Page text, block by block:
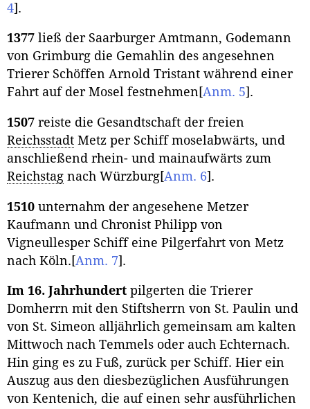
4] .
1377 ließ der Saarburger Amtmann, Godemann
von Grimburg die Gemahlin des angesehnen
Trierer Schöffen Arnold Tristant während einer
Fahrt auf der Mosel festnehmen [Anm. 5] .
1507 reiste die Gesandtschaft der freien
Reichsstadt Metz per Schiff moselabwärts, und
anschließend rhein- und mainaufwärts zum
Reichstag nach Würzburg[Anm. 6] .
1510 unternahm der angesehene Metzer
Kaufmann und Chronist Philipp von
Vigneullesper Schiff eine Pilgerfahrt von Metz
nach Köln. [Anm. 7] .
Im 16. Jahrhundert pilgerten die Trierer
Domherrn mit den Stiftsherrn von St. Paulin und
von St. Simeon alljährlich gemeinsam am kalten
Mittwoch nach Temmels oder auch Echternach.
Hin ging es zu Fuß, zurück per Schiff. Hier ein
Auszug aus den diesbezüglichen Ausführungen
von Kentenich, die auf einen sehr ausführlichen